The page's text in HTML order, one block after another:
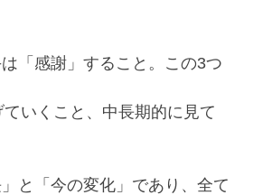
「感謝」すること。この3つ
いくこと、中長期的に見て
と「今の変化」であり、全て